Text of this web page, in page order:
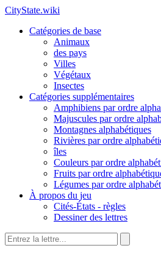
CityState.wiki
Catégories de base
Animaux
des pays
Villes
Végétaux
Insectes
Catégories supplémentaires
Amphibiens par ordre
Majuscules par ordre
Montagnes alphabétiques
Rivières par ordre
îles
Couleurs par ordre
Fruits par ordre
Légumes par ordre
À propos du jeu
Cités-États - règles
Dessiner des lettres